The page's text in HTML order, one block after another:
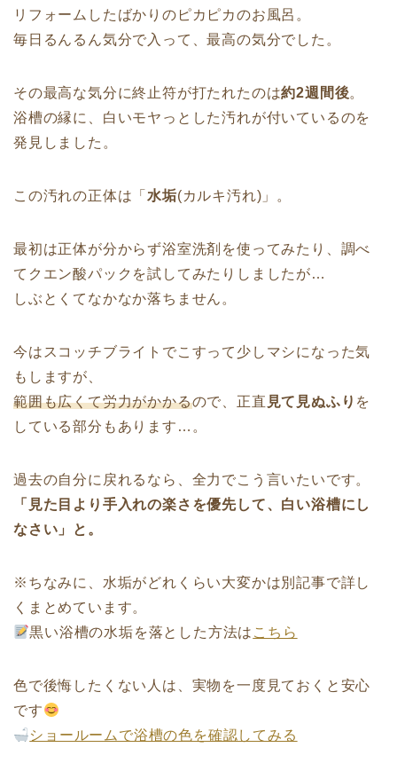
リフォームしたばかりのピカピカのお風呂。
毎日るんるん気分で入って、最高の気分でした。
その最高な気分に終止符が打たれたのは約2週間後。
浴槽の縁に、白いモヤっとした汚れが付いているのを
発見しました。
この汚れの正体は「水垢(カルキ汚れ)」。
最初は正体が分からず浴室洗剤を使ってみたり、調べ
てクエン酸パックを試してみたりしましたが…
しぶとくてなかなか落ちません。
今はスコッチブライトでこすって少しマシになった気
もしますが、
範囲も広くて労力がかかるので、正直 見て見ぬふり を
している部分もあります…。
過去の自分に戻れるなら、全力でこう言いたいです。
「見た目より手入れの楽さを優先して、白い浴槽にし
なさい」と。
※ちなみに、水垢がどれくらい大変かは別記事で詳し
くまとめています。
黒い浴槽の水垢を落とした方法は こちら
色で後悔したくない人は、実物を一度見ておくと安心
です
ショールームで浴槽の色を確認してみる